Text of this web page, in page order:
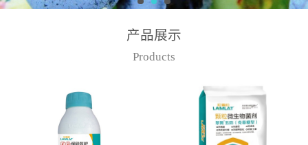
产品展示
Products